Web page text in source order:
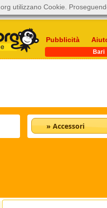
Pubblicità
Bari
» Accessori
utilizzano Cookie.